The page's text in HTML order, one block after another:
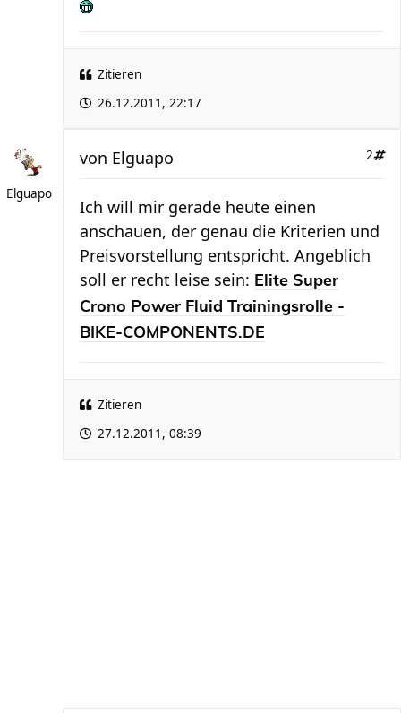
Zitieren
26.12.2011, 22:17
Elguapo
2
von Elguapo
Ich will mir gerade heute einen
anschauen, der genau die Kriterien und
Preisvorstellung entspricht. Angeblich
soll er recht leise sein: Elite Super
Crono Power Fluid Trainingsrolle -
BIKE-COMPONENTS.DE
Zitieren
27.12.2011, 08:39